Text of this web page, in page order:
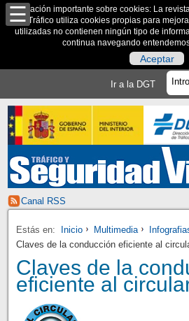
Información importante sobre cookies: La
de Tráfico utiliza cookies propias para
utilizadas no contienen ningún tipo de
continua navegando
Aceptar
Ir a la DGT
Canal RSS
Estás en: Inicio Multimedia
Claves de la conducción eficiente al
Claves de la
eficiente al